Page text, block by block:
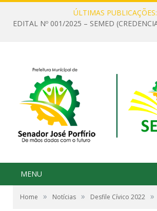
ÚLTIMAS PUBLICAÇÕES:
MENU
Home » Notícias » Desfile Cívico 2022 »